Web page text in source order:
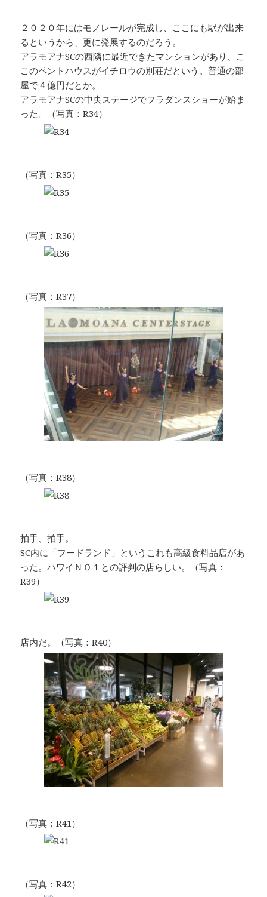
２０２０年にはモノレールが完成し、ここにも駅が出来
るというから、更に発展するのだろう。
アラモアナSCの西隣に最近できたマンションがあり、こ
このペントハウスがイチロウの別荘だという。普通の部
屋で４億円だとか。
アラモアナSCの中央ステージでフラダンスショーが始ま
った。（写真：R34）
（写真：R35）
（写真：R36）
（写真：R37）
（写真：R38）
拍手、拍手。
SC内に「フードランド」というこれも高級食料品店があ
った。ハワイＮＯ１との評判の店らしい。（写真：
R39）
店内だ。（写真：R40）
（写真：R41）
（写真：R42）